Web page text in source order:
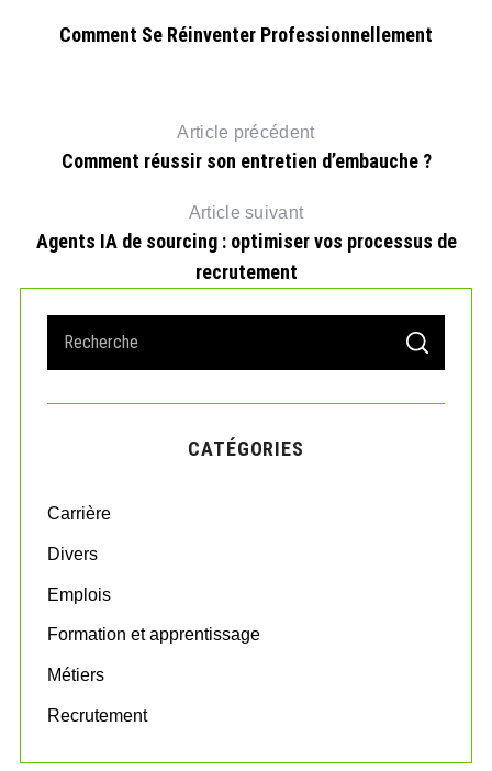
Comment Se Réinventer Professionnellement
Article précédent
Comment réussir son entretien d’embauche ?
Article suivant
Agents IA de sourcing : optimiser vos processus de
recrutement
a
r
o
:
S
A
C
CATÉGORIES
Carrière
Divers
Emplois
Formation et apprentissage
Métiers
Recrutement